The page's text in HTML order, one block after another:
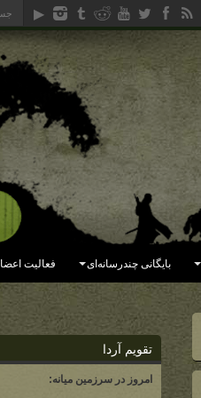
بایگانی چندرسانه‌ای فعالیت اعضا
تقویم آردا
امروز در سرزمین میانه: